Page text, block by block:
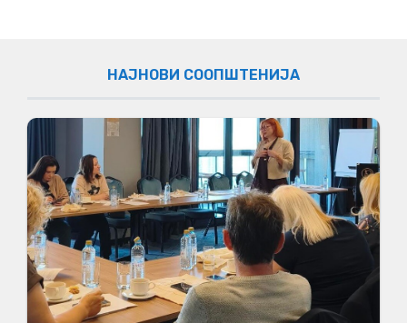
НАЈНОВИ СООПШТЕНИЈА